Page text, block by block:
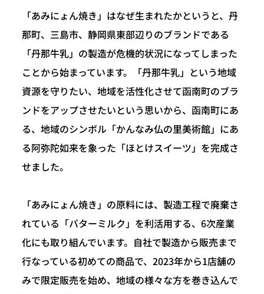
「あみにょん焼き」はなぜ生まれたかというと、丹
那町、三島市、静岡県東部辺りのブランドである
「丹那牛乳」の製造が危機的状況になってしまった
ことから始まっています。「丹那牛乳」という地域
資源を守りたい、地域を活性化させて函南町のブラ
ンドをアップさせたいという思いから、函南町にあ
る、地域のシンボル「かんなみ仏の里美術館」にあ
る阿弥陀如来を象った「ほとけスイーツ」を完成さ
せました。
「あみにょん焼き」の原料には、製造工程で廃棄さ
れている「バターミルク」を利活用する、6次産業
化にも取り組んでいます。自社で製造から販売まで
行なっている初めての商品で、2023年から1店舗の
みで限定販売を始め、地域の様々な方を巻き込んで